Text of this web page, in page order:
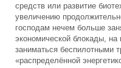
средств или развитие
увеличению
господам нечем больше
экономической блокады,
заниматься беспилотными
«распределённой